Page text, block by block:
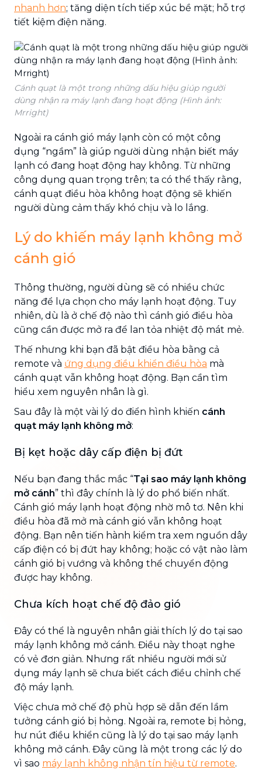
nhanh hơn; tăng diện tích tiếp xúc bề mặt; hỗ trợ
tiết kiệm điện năng.
Cánh quạt là một trong những dấu hiệu giúp người
dùng nhận ra máy lạnh đang hoạt động (Hình ảnh:
Mrright)
Ngoài ra cánh gió máy lạnh còn có một công
dụng “ngầm” là giúp người dùng nhận biết máy
lạnh có đang hoạt động hay không. Từ những
công dụng quan trọng trên; ta có thể thấy rằng,
cánh quạt điều hòa không hoạt động sẽ khiến
người dùng cảm thấy khó chịu và lo lắng.
Lý do khiến máy lạnh không mở
cánh gió
Thông thường, người dùng sẽ có nhiều chức
năng để lựa chọn cho máy lạnh hoạt động. Tuy
nhiên, dù là ở chế độ nào thì cánh gió điều hòa
cũng cần được mở ra để lan tỏa nhiệt độ mát mẻ.
Thế nhưng khi bạn đã bật điều hòa bằng cả
remote và ứng dụng điều khiển điều hòa mà
cánh quạt vẫn không hoạt động. Bạn cần tìm
hiểu xem nguyên nhân là gì.
Sau đây là một vài lý do điển hình khiến cánh
quạt máy lạnh không mở:
Bị kẹt hoặc dây cấp điện bị đứt
Nếu bạn đang thắc mắc “Tại sao máy lạnh không
mở cánh” thì đây chính là lý do phổ biến nhất.
Cánh gió máy lạnh hoạt động nhờ mô tơ. Nên khi
điều hòa đã mở mà cánh gió vẫn không hoạt
động. Bạn nên tiến hành kiểm tra xem nguồn dây
cấp điện có bị đứt hay không; hoặc có vật nào làm
cánh gió bị vướng và không thể chuyển động
được hay không.
Chưa kích hoạt chế độ đảo gió
Đây có thể là nguyên nhân giải thích lý do tại sao
máy lạnh không mở cánh. Điều này thoạt nghe
có vẻ đơn giản. Nhưng rất nhiều người mới sử
dụng máy lạnh sẽ chưa biết cách điều chỉnh chế
độ máy lạnh.
Việc chưa mở chế độ phù hợp sẽ dẫn đến lầm
tưởng cánh gió bị hỏng. Ngoài ra, remote bị hỏng,
hư nút điều khiển cũng là lý do tại sao máy lạnh
không mở cánh. Đây cũng là một trong các lý do
vì sao máy lạnh không nhận tín hiệu từ remote.